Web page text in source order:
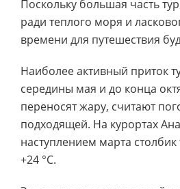
Поскольку большая часть
ради теплого моря и
времени для путешествия
Наиболее активный приток
середины мая и до конца
переносят жару, считают
подходящей. На курортах
наступлением марта
+24 °C.